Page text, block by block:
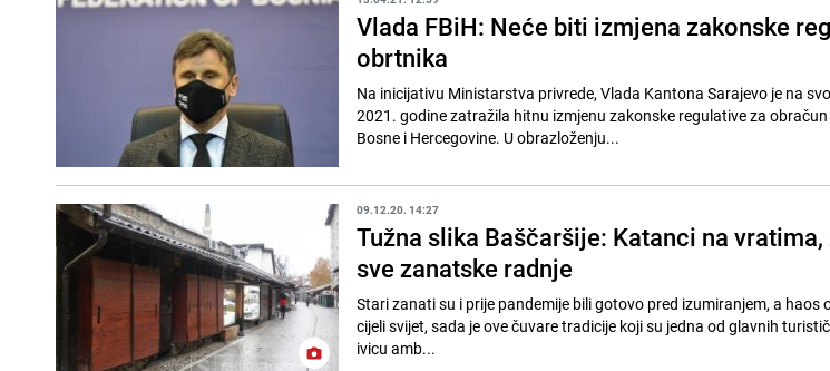
Vlada FBiH: Neće biti izmjena zakonske
obrtnika
Na inicijativu Ministarstva privrede, Vlada Kantona Sarajevo je na
2021. godine zatražila hitnu izmjenu zakonske regulative za
Bosne i Hercegovine. U obrazloženju...
09.12.20. 14:27
Tužna slika Baščaršije: Katanci na
sve zanatske radnje
Stari zanati su i prije pandemije bili gotovo pred izumiranjem, a haos
cijeli svijet, sada je ove čuvare tradicije koji su jedna od glavnih
ivicu amb...